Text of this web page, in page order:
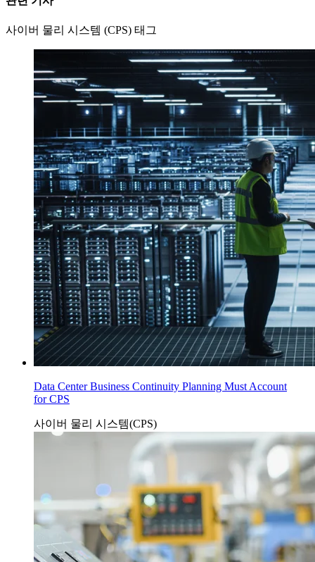
사이버 물리 시스템 (CPS) 태그
Data Center Business Continuity Planning Must Account
for CPS
사이버 물리 시스템(CPS)